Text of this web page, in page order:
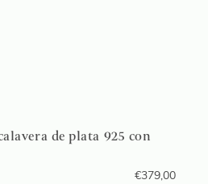
de plata 925 con
€379,00